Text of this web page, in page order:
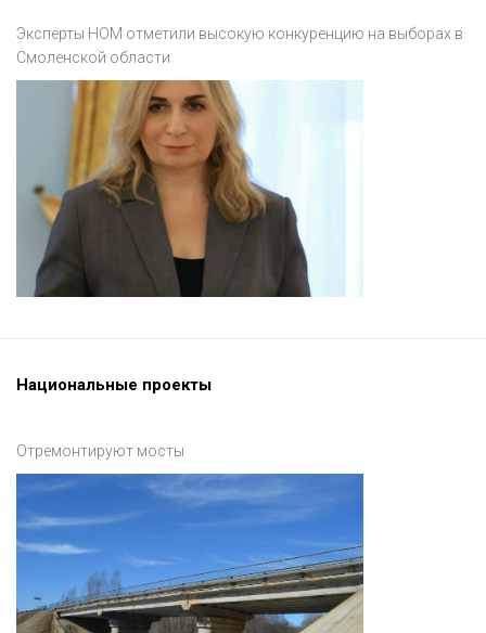
Эксперты НОМ отметили высокую конкуренцию на выборах в
Смоленской области
Национальные проекты
Отремонтируют мосты